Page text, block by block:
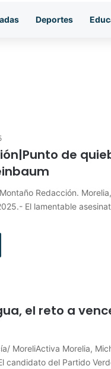
Deportes
de
Redacción.
El lamentable
el reto a
MoreliActiva Morelia,
candidato del Partido